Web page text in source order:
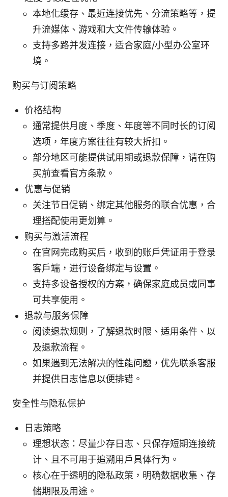
本地化缓存、最近连接优先、分流策略等，提
升流媒体、游戏和大文件传输体验。
支持多路并发连接，适合家庭/小型办公室环
境。
购买与订阅策略
价格结构
通常提供月度、季度、年度等不同时长的订阅
选项，年度方案往往有较大折扣。
部分地区可能提供试用期或退款保障，请在购
买前查看官方条款。
优惠与促销
关注节日促销、绑定其他服务的联合优惠，合
理搭配使用更划算。
购买与激活流程
在官网完成购买后，收到的账户凭证用于登录
客户端，进行设备绑定与设置。
支持多设备授权的方案，确保家庭成员或同事
可共享使用。
退款与服务保障
阅读退款规则，了解退款时限、适用条件、以
及退款流程。
如果遇到无法解决的性能问题，优先联系客服
并提供日志信息以便排错。
安全性与隐私保护
日志策略
理想状态：尽量少存日志、只保存短期连接统
计、且不可用于追溯用户具体行为。
核心在于透明的隐私政策，明确数据收集、存
储期限及用途。